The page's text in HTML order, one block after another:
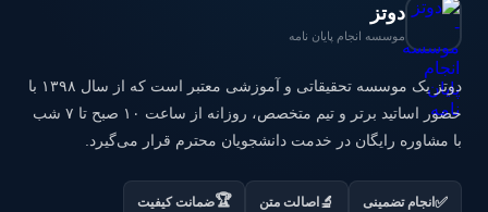
دوتز
موسسه انجام پایان نامه
دوتز یک موسسه تحقیقاتی و آموزشی معتبر است که از سال ۱۳۹۸ با
حضور اساتید برتر و تیم متخصص، روزانه از ساعت ۱۰ صبح تا ۷ شب
با مشاوره رایگان در خدمت دانشجویان محترم قرار می‌گیرد.
✅ انجام تضمینی 🔬 اصالت متن 🏆ضمانت کیفیت